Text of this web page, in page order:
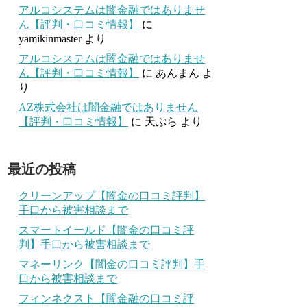
アルコシステムは闇金融ではありませ
ん【評判・口コミ情報】
に
yamikinmasterより
アルコシステムは闇金融ではありませ
ん【評判・口コミ情報】
に あんまん よ
り
AZ株式会社は闇金融ではありません
【評判・口コミ情報】
に 天ぷら より
最近の投稿
クリーンアップ【闇金の口コミ評判】
手口から被害相談まで
スマートイールド【闇金の口コミ評
判】手口から被害相談まで
マネーリンク【闇金の口コミ評判】手
口から被害相談まで
フィンネクスト【闇金融の口コミ評